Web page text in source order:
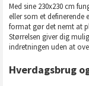
Med sine 230x230 cm
eller som et definerende
format gør det nemt at
Størrelsen giver dig
indretningen uden at
Hverdagsbrug